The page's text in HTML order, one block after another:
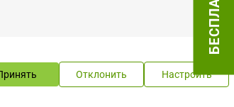
Сити Отклонить Настроить